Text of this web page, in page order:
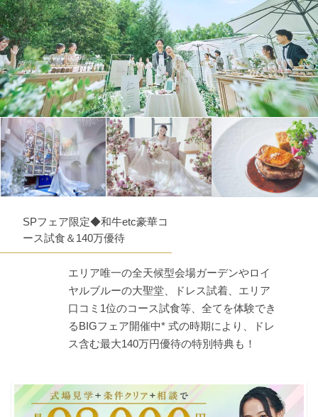
SPフェア限定◆和牛etc豪華コ
ース試食＆140万優待
エリア唯一の全天候型会場ガーデンやロイ
ヤルブルーの大聖堂、ドレス試着、エリア
口コミ1位のコース試食等、全てを体験でき
るBIGフェア開催中* 式の時期により、ドレ
ス含む最大140万円優待の特別特典も！